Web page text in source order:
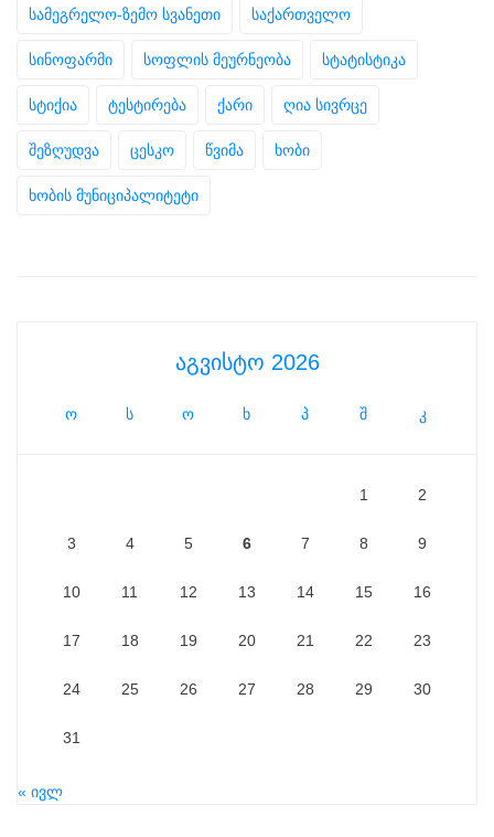
სამეგრელო-ზემო სვანეთი საქართველო
სინოფარმი სოფლის მეურნეობა სტატისტიკა
სტიქია ტესტირება ქარი ღია სივრცე
შეზღუდვა ცესკო წვიმა ხობი
ხობის მუნიციპალიტეტი
აგვისტო 2026
ო ს ო ხ პ შ კ
1 2
3 4 5 6 7 8 9
10 11 12 13 14 15 16
17 18 19 20 21 22 23
24 25 26 27 28 29 30
31
« ივლ